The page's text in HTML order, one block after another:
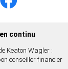
continu
Keaton Wagler :
conseiller financier